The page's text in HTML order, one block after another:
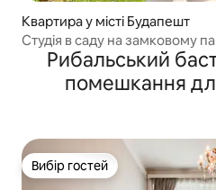
Квартира у місті Будапешт
Студія в саду на замковому
Рибальський
помешкання
Вибір гостей
Вибір гостей